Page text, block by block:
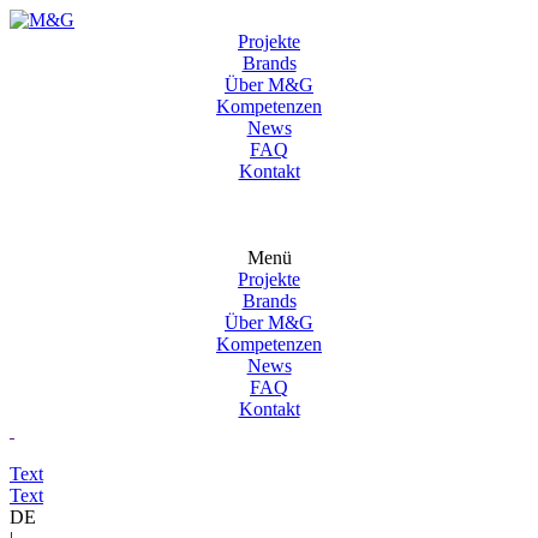
Projekte
Brands
Über M&G
Kompetenzen
News
FAQ
Kontakt
Menü
Projekte
Brands
Über M&G
Kompetenzen
News
FAQ
Kontakt
Text
Text
DE